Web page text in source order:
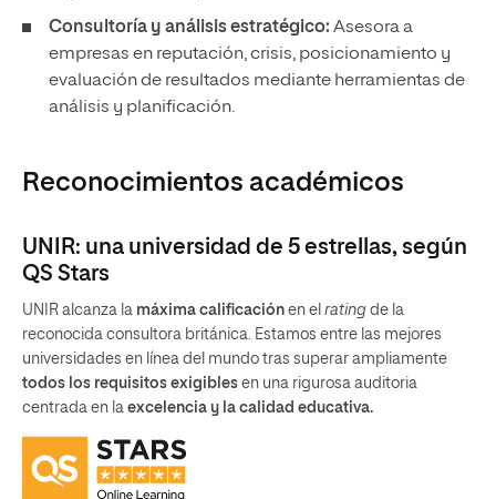
Consultoría y análisis estratégico: Asesora a
empresas en reputación, crisis, posicionamiento y
evaluación de resultados mediante herramientas de
análisis y planificación.
Reconocimientos académicos
UNIR: una universidad de 5 estrellas, según
QS Stars
UNIR alcanza la máxima calificación en el rating de la
reconocida consultora británica. Estamos entre las mejores
universidades en línea del mundo tras superar ampliamente
todos los requisitos exigibles en una rigurosa auditoria
centrada en la excelencia y la calidad educativa.